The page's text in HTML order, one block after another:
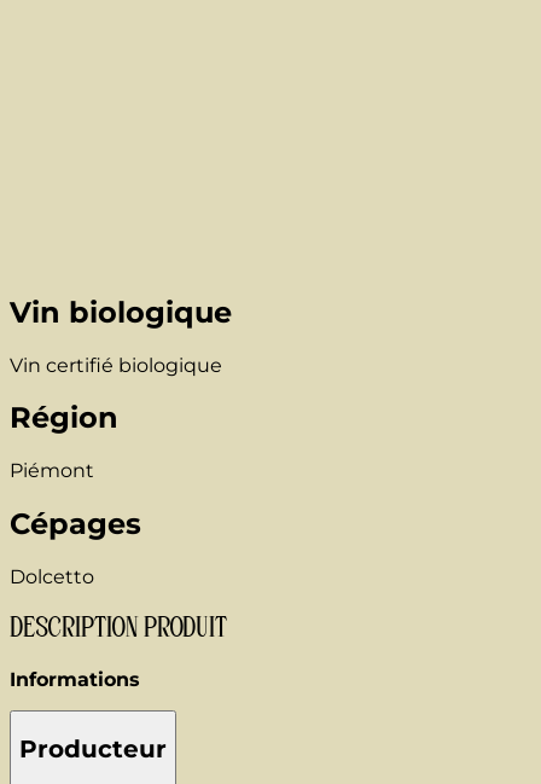
Vin biologique
Vin certifié biologique
Région
Piémont
Cépages
Dolcetto
DESCRIPTION PRODUIT
Informations
Producteur